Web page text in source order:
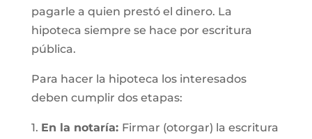
pagarle a quien prestó el dinero. La
hipoteca siempre se hace por escritura
pública.
Para hacer la hipoteca los interesados
deben cumplir dos etapas:
1. En la notaría: Firmar (otorgar) la escritura